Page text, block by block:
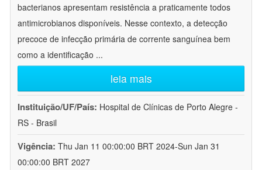
bacterianos apresentam resistência a praticamente todos
antimicrobianos disponíveis. Nesse contexto, a detecção
precoce de infecção primária de corrente sanguínea bem
como a identificação ...
leia mais
Instituição/UF/País: Hospital de Clínicas de Porto Alegre -
RS - Brasil
Vigência: Thu Jan 11 00:00:00 BRT 2024-Sun Jan 31
00:00:00 BRT 2027